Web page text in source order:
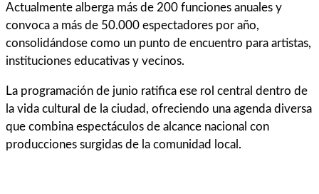
Actualmente alberga más de 200 funciones anuales y
convoca a más de 50.000 espectadores por año,
consolidándose como un punto de encuentro para artistas,
instituciones educativas y vecinos.
La programación de junio ratifica ese rol central dentro de
la vida cultural de la ciudad, ofreciendo una agenda diversa
que combina espectáculos de alcance nacional con
producciones surgidas de la comunidad local.